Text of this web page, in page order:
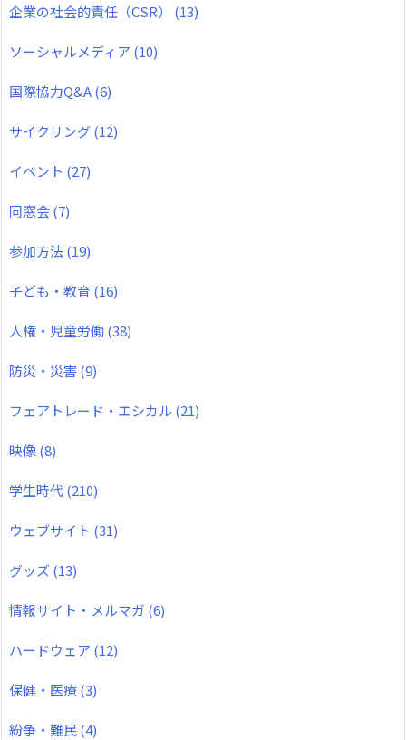
企業の社会的責任（CSR） (13)
ソーシャルメディア (10)
国際協力Q&A(6)
サイクリング(12)
イベント (27)
同窓会(7)
参加方法(19)
子ども・教育 (16)
人権・児童労働(38)
防災・災害(9)
フェアトレード・エシカル (21)
映像(8)
学生時代(210)
ウェブサイト (31)
グッズ (13)
情報サイト・メルマガ (6)
ハードウェア (12)
保健・医療(3)
紛争・難民(4)